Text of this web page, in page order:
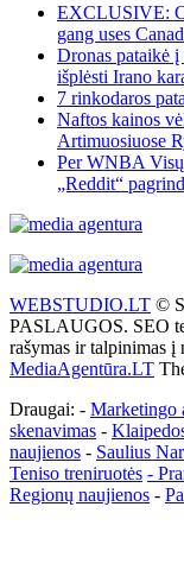
EXCLUSIVE:
gang uses
Dronas pataikė
išplėsti Irano
7 rinkodaros
Naftos kainos
Artimuosiuose
Per WNBA
„Reddit“
WEBSTUDIO.LT ©
PASLAUGOS. SEO
rašymas ir talpinimas į
MediaAgentūra.LT
Draugai: - Marketingo
skenavimas -
naujienos - Saulius
Teniso treniruotės -
Regionų naujienos -